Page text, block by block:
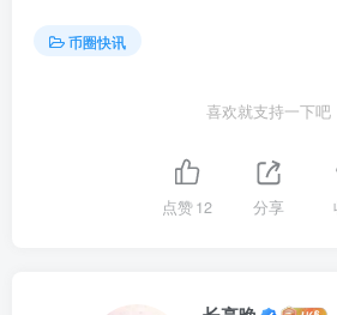
币圈快讯
喜欢就支持一下吧
点赞12 分享